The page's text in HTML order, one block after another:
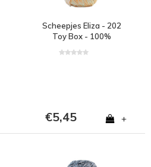
Scheepjes Eliza - 202
Toy Box - 100%
€5,45 +